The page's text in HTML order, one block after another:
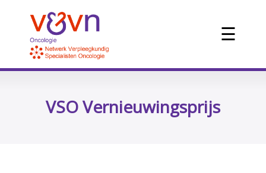
☰
VSO Vernieuwingsprijs